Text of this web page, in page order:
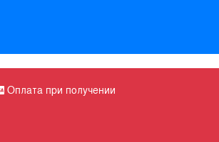
Оплата при получении